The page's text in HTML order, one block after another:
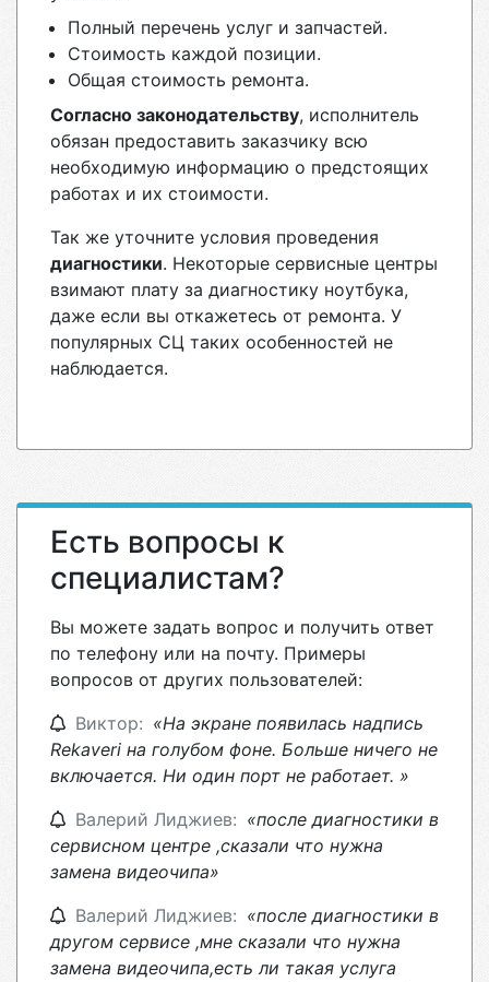
Полный перечень услуг и запчастей.
Стоимость каждой позиции.
Общая стоимость ремонта.
Согласно законодательству, исполнитель
обязан предоставить заказчику всю
необходимую информацию о предстоящих
работах и их стоимости.
Так же уточните условия проведения
диагностики. Некоторые сервисные центры
взимают плату за диагностику ноутбука,
даже если вы откажетесь от ремонта. У
популярных СЦ таких особенностей не
наблюдается.
Есть вопросы к
специалистам?
Вы можете задать вопрос и получить ответ
по телефону или на почту. Примеры
вопросов от других пользователей:
Виктор: «На экране появилась надпись
Rekaveri на голубом фоне. Больше ничего не
включается. Ни один порт не работает. »
Валерий Лиджиев: «после диагностики в
сервисном центре ,сказали что нужна
замена видеочипа»
Валерий Лиджиев: «после диагностики в
другом сервисе ,мне сказали что нужна
замена видеочипа,есть ли такая услуга